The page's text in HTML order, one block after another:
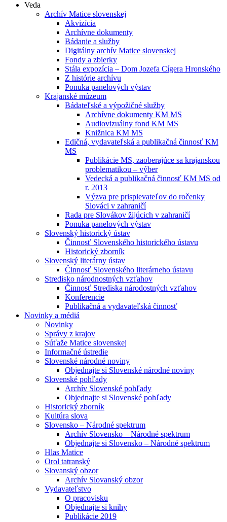
Veda
Archív Matice slovenskej
Akvizícia
Archívne dokumenty
Bádanie a služby
Digitálny archív Matice slovenskej
Fondy a zbierky
Stála expozícia – Dom Jozefa Cígera Hronského
Z histórie archívu
Ponuka panelových výstav
Krajanské múzeum
Bádateľské a výpožičné služby
Archívne dokumenty KM MS
Audiovizuálny fond KM MS
Knižnica KM MS
Edičná, vydavateľská a publikačná činnosť KM
MS
Publikácie MS, zaoberajúce sa krajanskou
problematikou – výber
Vedecká a publikačná činnosť KM MS od
r. 2013
Výzva pre prispievateľov do ročenky
Slováci v zahraničí
Rada pre Slovákov žijúcich v zahraničí
Ponuka panelových výstav
Slovenský historický ústav
Činnosť Slovenského historického ústavu
Historický zborník
Slovenský literárny ústav
Činnosť Slovenského literárneho ústavu
Stredisko národnostných vzťahov
Činnosť Strediska národostných vzťahov
Konferencie
Publikačná a vydavateľská činnosť
Novinky a médiá
Novinky
Správy z krajov
Súťaže Matice slovenskej
Informačné ústredie
Slovenské národné noviny
Objednajte si Slovenské národné noviny
Slovenské pohľady
Archív Slovenské pohľady
Objednajte si Slovenské pohľady
Historický zborník
Kultúra slova
Slovensko – Národné spektrum
Archív Slovensko – Národné spektrum
Objednajte si Slovensko – Národné spektrum
Hlas Matice
Orol tatranský
Slovanský obzor
Archív Slovanský obzor
Vydavateľstvo
O pracovisku
Objednajte si knihy
Publikácie 2019